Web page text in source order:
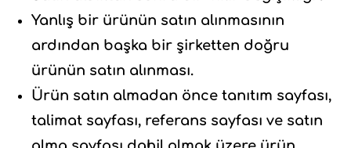
Yanlış bir ürünün satın alınmasının
ardından başka bir şirketten doğru
ürünün satın alınması.
Ürün satın almadan önce tanıtım sayfası,
talimat sayfası, referans sayfası ve satın